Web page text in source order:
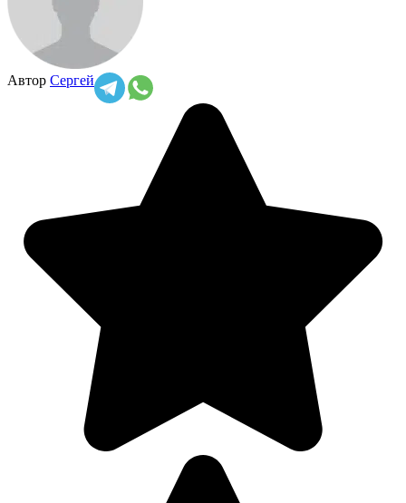
Автор Сергей